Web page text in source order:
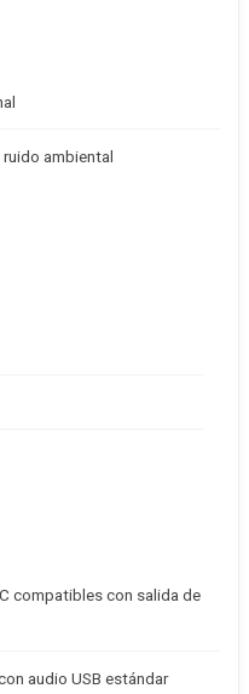
ambiental
compatibles con salida de
audio USB estándar